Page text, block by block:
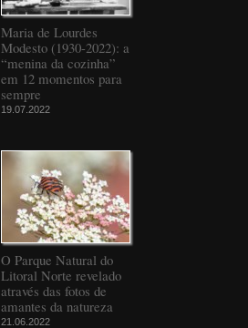
Maria de Lourdes
Modesto (1930-2022): a
“menina da cozinha”
em 12 momentos para
sempre
19.07.2022
O Parque Natural do
Litoral Norte revelado
através das fotos de
amantes da natureza
21.06.2022